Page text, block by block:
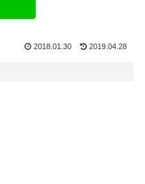
2018.01.30 2019.04.28